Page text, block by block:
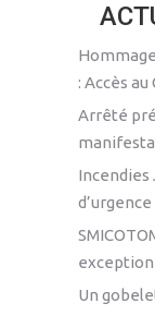
: Accès
Arrêté
Incendies
Un